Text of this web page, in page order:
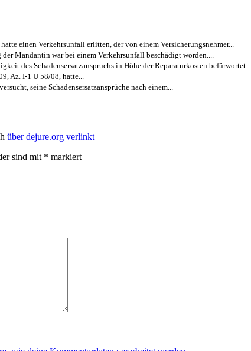
einen Verkehrsunfall erlitten, der von einem Versicherungsnehmer...
der Mandantin war bei einem Verkehrsunfall beschädigt worden....
des Schadensersatzanspruchs in Höhe der Reparaturkosten befürwortet...
Az. I-1 U 58/08, hatte...
seine Schadensersatzansprüche nach einem...
über dejure.org verlinkt
sind mit * markiert